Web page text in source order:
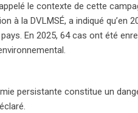
le contexte de cette
à la DVLMSÉ, a indiqué
En 2025, 64 cas ont été
persistante constitue un